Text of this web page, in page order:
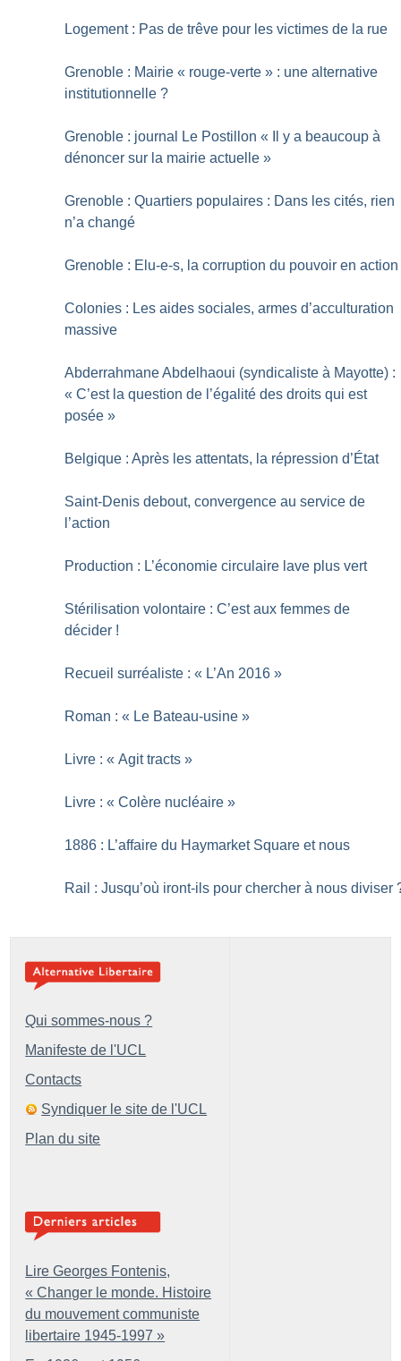
Logement : Pas de trêve pour les victimes de la rue
Grenoble : Mairie « rouge-verte » : une alternative
institutionnelle ?
Grenoble : journal Le Postillon «
Il y a beaucoup à
dénoncer sur la mairie actuelle »
Grenoble : Quartiers populaires : Dans les cités, rien
n’a changé
Grenoble : Elu-e-s, la corruption du pouvoir en action
Colonies : Les aides sociales, armes d’acculturation
massive
Abderrahmane Abdelhaoui (syndicaliste à Mayotte) :
« C’est la question de l’égalité des droits qui est
posée »
Belgique : Après les attentats, la répression d’État
Saint-Denis debout, convergence au service de
l’action
Production : L’économie circulaire lave plus vert
Stérilisation volontaire : C’est aux femmes de
décider !
Recueil surréaliste : « L’An 2016 »
Roman : « Le Bateau-usine »
Livre : « Agit tracts »
Livre : « Colère nucléaire »
1886 : L’affaire du Haymarket Square et nous
Rail : Jusqu’où iront-ils pour chercher à nous diviser
Qui sommes-nous ?
Manifeste de l'UCL
Contacts
Syndiquer le site de l'UCL
Plan du site
Lire Georges Fontenis,
« Changer le monde. Histoire
du mouvement communiste
libertaire 1945-1997 »